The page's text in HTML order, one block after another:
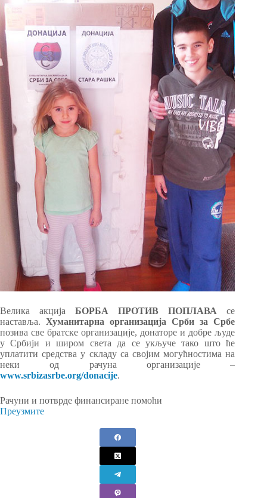
Велика акцијаБОРБА ПРОТИВ ПОПЛАВАсе
наставља.Хуманитарна организација Срби за Србе
позива све братске организације, донаторе и добре људе
у Србији и широм света да се укључе тако што ће
уплатити средства у складу са својим могућностима на
неки од рачуна организације –
www.srbizasrbe.org/donacije.
Рачуни и потврде финансиране помоћи
Преузмите